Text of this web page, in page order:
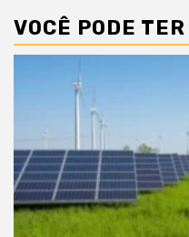
VOCÊ PODE